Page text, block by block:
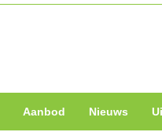
Aanbod Nieuws